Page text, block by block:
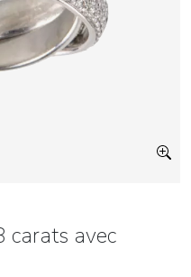
carats avec